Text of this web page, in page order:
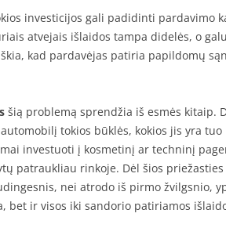
investicijos gali padidinti pardavimo
atvejais išlaidos tampa didelės, o
kad pardavėjas patiria papildomų
šią problemą sprendžia iš esmės kitaip.
tokios būklės, kokios jis yra
investuoti į kosmetinį ar techninį
patraukliau rinkoje. Dėl šios priežasties
nei atrodo iš pirmo žvilgsnio,
bet ir visos iki sandorio patiriamos